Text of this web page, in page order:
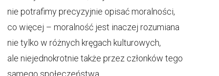
nie potrafimy precyzyjnie opisać moralności,
co więcej – moralność jest inaczej rozumiana
nie tylko w różnych kręgach kulturowych,
ale niejednokrotnie także przez członków tego
samego społeczeństwa.